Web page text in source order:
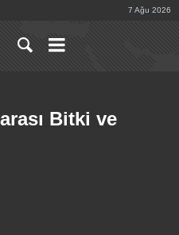
7 Ağu 2026
Bitki ve